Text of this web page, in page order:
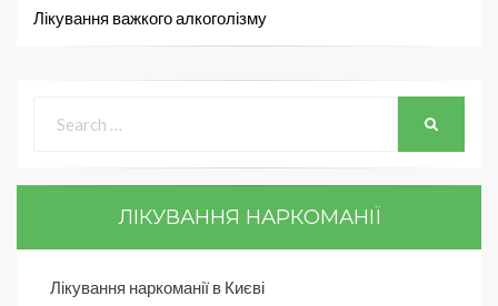
Лікування важкого алкоголізму
ЛІКУВАННЯ НАРКОМАНІЇ
Лікування наркоманії в Києві